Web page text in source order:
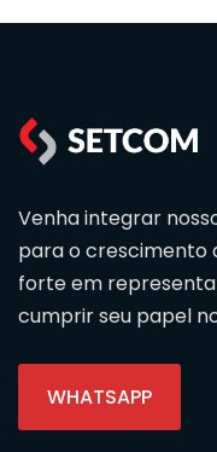
Venha integrar
para o crescimento
forte em
cumprir seu papel
WHATSAPP